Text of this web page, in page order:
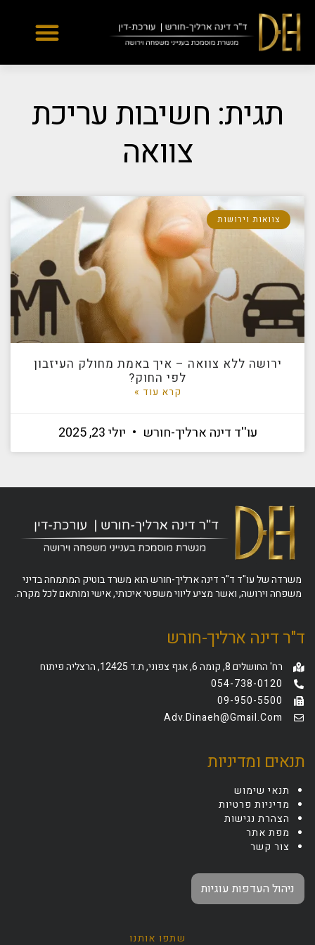
Yes
...
תגית: חשיבות עריכת
צוואה
צוואות וירושות
ירושה ללא צוואה – איך באמת מחולק העיזבון
לפי החוק?
קרא עוד »
עו''ד דינה ארליך-חורש יולי 23, 2025
משרדה של עו"ד ד"ר דינה ארליך-חורש הוא משרד בוטיק המתמחה בדיני
משפחה וירושה, ואשר מציע ליווי משפטי איכותי, אישי ומותאם לכל מקרה.
ד"ר דינה ארליך-חורש
רח' החושלים 8, קומה 6, אגף צפוני, ת.ד 12425, הרצליה פיתוח
054-738-0120
09-950-5500
Adv.dinaeh@gmail.com
תנאים ומדיניות
תנאי שימוש
מדיניות פרטיות
הצהרת נגישות
מפת אתר
צור קשר
ניהול העדפות עוגיות
שתפו אותנו